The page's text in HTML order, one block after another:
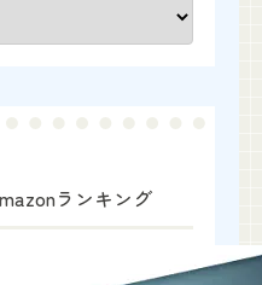
ランキング